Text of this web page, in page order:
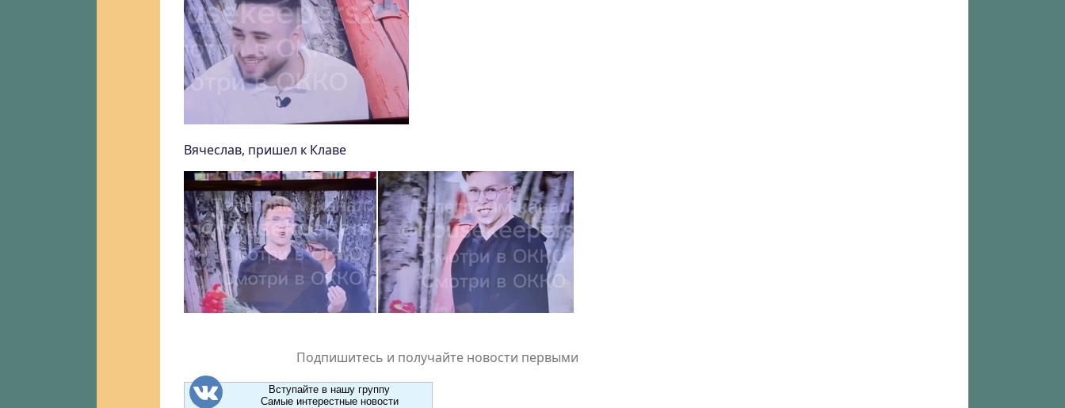
Вячеслав, пришел к Клаве
Подпишитесь и получайте новости первыми
Вступайте в нашу группу
Самые интерестные новости